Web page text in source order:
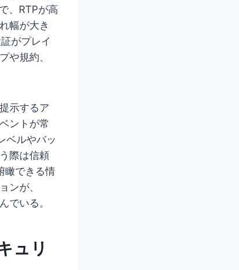
、RTPが高
幅が大き
がプレイ
や規約、
示するア
ントが常
ベルやバッ
際は信頼
瞰できる情
ンが、
でいる。
ュリ